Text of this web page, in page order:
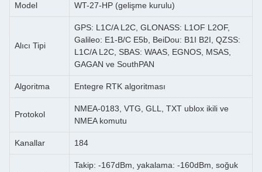
Model WT-27-HP (gelişme kurulu)
Alıcı Tipi
GPS: L1C/A L2C, GLONASS: L1OF L2OF,
Galileo: E1-B/C E5b, BeiDou: B1I B2I, QZSS:
L1C/A L2C, SBAS: WAAS, EGNOS, MSAS,
GAGAN ve SouthPAN
Algoritma Entegre RTK algoritması
Protokol
NMEA-0183, VTG, GLL, TXT ublox ikili ve
NMEA komutu
Kanallar 184
Takip: -167dBm, yakalama: -160dBm, soğuk